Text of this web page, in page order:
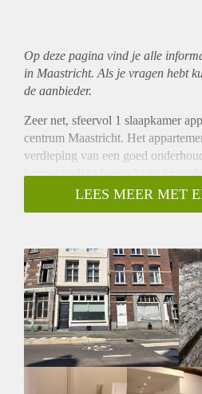
Op deze pagina vind je alle
in Maastricht. Als je vragen hebt
de aanbieder.
Zeer net, sfeervol 1 slaapkamer
centrum Maastricht. Het
verdieping van een goed
hoogwaardig afgewerkt en tot in
woonkamer is aan de voorzijde
door een hoog plafond met
aan de achterzijde gelegen en
kastenwand. Vanuit de slaapkamer
badkamer met douche en wastafel
de wasmachineruimte zijn separaat
Niet geschikt voor studenten.
Huurprijs incl. G/W/E en
maand. Waarborgsom staat gelijk
LEES MEER MET